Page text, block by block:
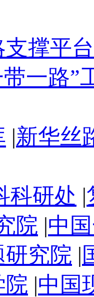
撑平台
带一路”
|新华丝
科研处 |
院 |中
研究院 |
院 |中国